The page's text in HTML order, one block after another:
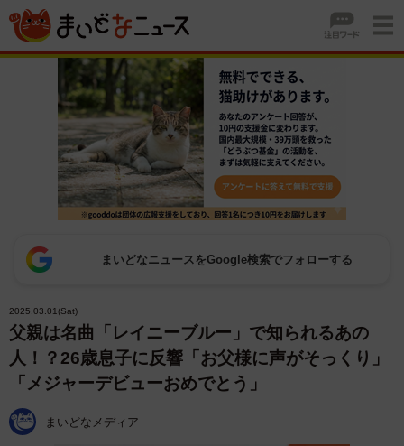
まいどなニュースをGoogle検索でフォローする
2025.03.01(Sat)
父親は名曲「レイニーブルー」で知られるあの
人！？26歳息子に反響「お父様に声がそっくり」
「メジャーデビューおめでとう」
まいどなメディア